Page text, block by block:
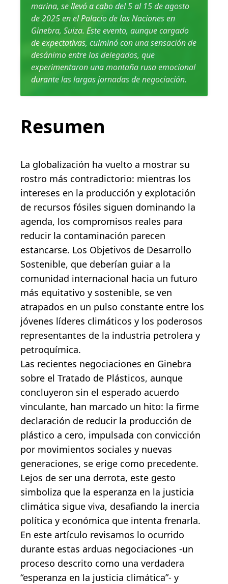
marina, se llevó a cabo del 5 al 15 de agosto
de 2025 en el Palacio de las Naciones en
Ginebra, Suiza. Este evento, aunque cargado
de expectativas, culminó con una sensación de
desánimo entre los delegados, que
experimentaron una montaña rusa emocional
durante las largas jornadas de negociación.
Resumen
La globalización ha vuelto a mostrar su
rostro más contradictorio: mientras los
intereses en la producción y explotación
de recursos fósiles siguen dominando la
agenda, los compromisos reales para
reducir la contaminación parecen
estancarse. Los Objetivos de Desarrollo
Sostenible, que deberían guiar a la
comunidad internacional hacia un futuro
más equitativo y sostenible, se ven
atrapados en un pulso constante entre los
jóvenes líderes climáticos y los poderosos
representantes de la industria petrolera y
petroquímica.
Las recientes negociaciones en Ginebra
sobre el Tratado de Plásticos, aunque
concluyeron sin el esperado acuerdo
vinculante, han marcado un hito: la firme
declaración de reducir la producción de
plástico a cero, impulsada con convicción
por movimientos sociales y nuevas
generaciones, se erige como precedente.
Lejos de ser una derrota, este gesto
simboliza que la esperanza en la justicia
climática sigue viva, desafiando la inercia
política y económica que intenta frenarla.
En este artículo revisamos lo ocurrido
durante estas arduas negociaciones -un
proceso descrito como una verdadera
“esperanza en la justicia climática”- y